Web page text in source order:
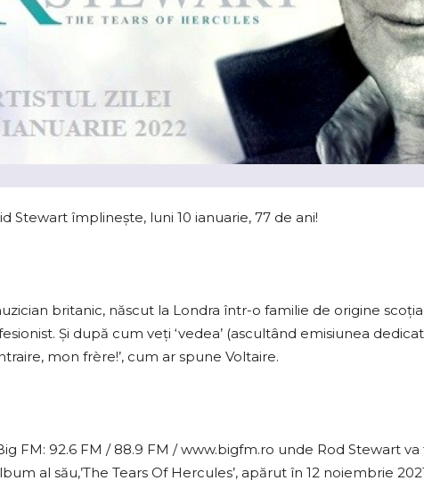
Stewart împlinește, luni 10 ianuarie, 77 de ani!
britanic, născut la Londra într-o familie de origine
Și după cum veți ‘vedea’ (ascultând emisiunea
mon frère!’, cum ar spune Voltaire.
FM: 92.6 FM / 88.9 FM / www.bigfm.ro unde Rod Stewart
al său,’The Tears Of Hercules’, apărut în 12 noiembrie